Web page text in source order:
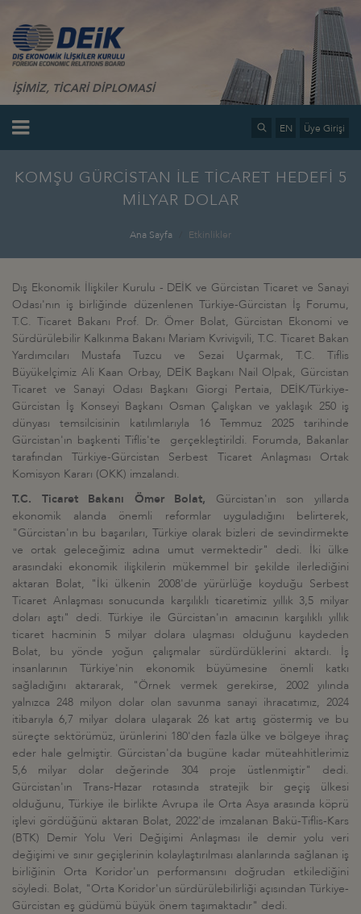
İŞİMİZ, TİCARİ DİPLOMASİ
EN Üye Girişi
KOMŞU GÜRCİSTAN İLE TİCARET HEDEFİ 5
MİLYAR DOLAR
Ana Sayfa Etkinlikler
Dış Ekonomik İlişkiler Kurulu - DEİK ve Gürcistan Ticaret ve Sanayi
Odası'nın iş birliğinde düzenlenen Türkiye-Gürcistan İş Forumu,
T.C. Ticaret Bakanı Prof. Dr. Ömer Bolat, Gürcistan Ekonomi ve
Sürdürülebilir Kalkınma Bakanı Mariam Kvrivişvili, T.C. Ticaret Bakan
Yardımcıları Mustafa Tuzcu ve Sezai Uçarmak, T.C. Tiflis
Büyükelçimiz Ali Kaan Orbay, DEİK Başkanı Nail Olpak, Gürcistan
Ticaret ve Sanayi Odası Başkanı Giorgi Pertaia, DEİK/Türkiye-
Gürcistan İş Konseyi Başkanı Osman Çalışkan ve yaklaşık 250 iş
dünyası temsilcisinin katılımlarıyla 16 Temmuz 2025 tarihinde
Gürcistan'ın başkenti Tiflis'te gerçekleştirildi. Forumda, Bakanlar
tarafından Türkiye-Gürcistan Serbest Ticaret Anlaşması Ortak
Komisyon Kararı (OKK) imzalandı.
T.C. Ticaret Bakanı Ömer Bolat, Gürcistan'ın son yıllarda
ekonomik alanda önemli reformlar uyguladığını belirterek,
"Gürcistan'ın bu başarıları, Türkiye olarak bizleri de sevindirmekte
ve ortak geleceğimiz adına umut vermektedir" dedi. İki ülke
arasındaki ekonomik ilişkilerin mükemmel bir şekilde ilerlediğini
aktaran Bolat, "İki ülkenin 2008'de yürürlüğe koyduğu Serbest
Ticaret Anlaşması sonucunda karşılıklı ticaretimiz yıllık 3,5 milyar
doları aştı" dedi. Türkiye ile Gürcistan'ın amacının karşılıklı yıllık
ticaret hacminin 5 milyar dolara ulaşması olduğunu kaydeden
Bolat, bu yönde yoğun çalışmalar sürdürdüklerini aktardı. İş
insanlarının Türkiye'nin ekonomik büyümesine önemli katkı
sağladığını aktararak, "Örnek vermek gerekirse, 2002 yılında
yalnızca 248 milyon dolar olan savunma sanayi ihracatımız, 2024
itibarıyla 6,7 milyar dolara ulaşarak 26 kat artış göstermiş ve bu
süreçte sektörümüz, ürünlerini 180'den fazla ülke ve bölgeye ihraç
eder hale gelmiştir. Gürcistan'da bugüne kadar müteahhitlerimiz
5,6 milyar dolar değerinde 304 proje üstlenmiştir" dedi.
Gürcistan'ın Trans-Hazar rotasında stratejik bir geçiş ülkesi
olduğunu, Türkiye ile birlikte Avrupa ile Orta Asya arasında köprü
işlevi gördüğünü aktaran Bolat, 2022'de imzalanan Bakü-Tiflis-Kars
(BTK) Demir Yolu Veri Değişimi Anlaşması ile demir yolu veri
değişimi ve sınır geçişlerinin kolaylaştırılması alanlarında sağlanan iş
birliğinin Orta Koridor'un performansını doğrudan etkilediğini
söyledi. Bolat, "Orta Koridor'un sürdürülebilirliği açısından Türkiye-
Gürcistan eş güdümü büyük önem taşımaktadır" dedi.